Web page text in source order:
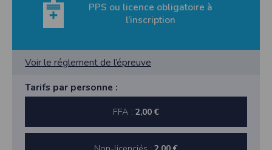
PPS ou licence obligatoire à
l’inscription
Voir le réglement de l’épreuve
Tarifs par personne :
FFA : 2,00 €